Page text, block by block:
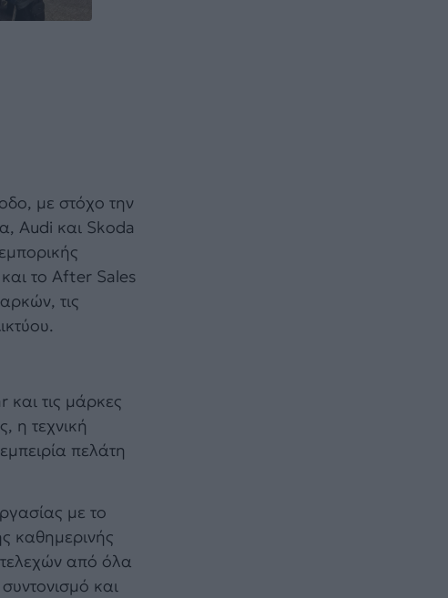
με στόχο την
Audi και Skoda
το After Sales
τις
τις μάρκες
η τεχνική
πελάτη
με το
καθημερινής
από όλα
και